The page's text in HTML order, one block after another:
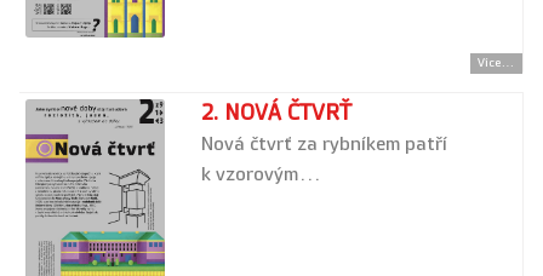
Více...
2. NOVÁ ČTVRŤ
Nová čtvrť za rybníkem patří
k vzorovým…